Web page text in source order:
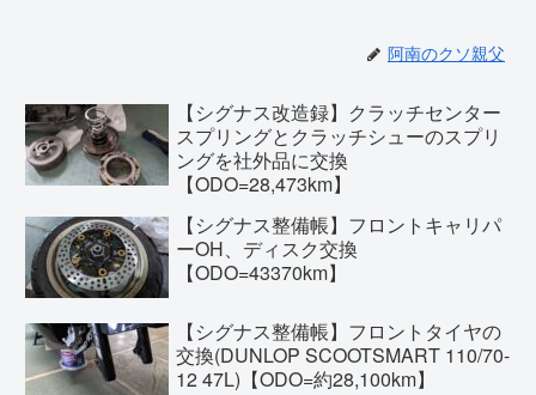
阿南のクソ親父
【シグナス改造録】クラッチセンター
スプリングとクラッチシューのスプリ
ングを社外品に交換
【ODO=28,473km】
【シグナス整備帳】フロントキャリパ
ーOH、ディスク交換
【ODO=43370km】
【シグナス整備帳】フロントタイヤの
交換(DUNLOP SCOOTSMART 110/70-
12 47L)【ODO=約28,100km】